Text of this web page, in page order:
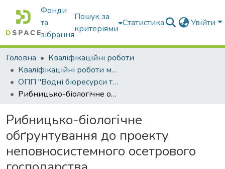
Фонди
та
зібрання
Пошук за
критеріями
Статистика Увійти
Головна
Кваліфікаційні роботи
Кваліфікаційні роботи магістрів
ОПП "Водні біоресурси та аквакультура"
Рибницько-біологічне обґрунтування до проекту неповносистемного осетрового господарства
Рибницько-біологічне
обґрунтування до проекту
неповносистемного осетрового